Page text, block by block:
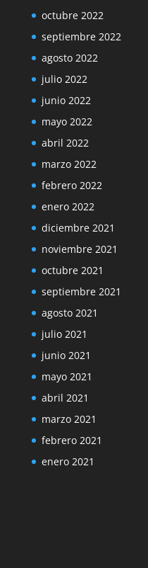
octubre 2022
septiembre 2022
agosto 2022
julio 2022
junio 2022
mayo 2022
abril 2022
marzo 2022
febrero 2022
enero 2022
diciembre 2021
noviembre 2021
octubre 2021
septiembre 2021
agosto 2021
julio 2021
junio 2021
mayo 2021
abril 2021
marzo 2021
febrero 2021
enero 2021